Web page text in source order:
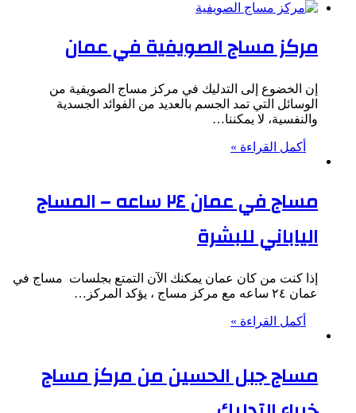
مركز مساج الصويفية في عمان
إن الخضوع إلى التدليك في مركز مساج الصويفية من
الوسائل التي تمد الجسم بالعديد من الفوائد الجسدية
والنفسية، لا يمكننا…
أكمل القراءة »
مساج في عمان ٢٤ ساعه – المساج
الياباني للبشرة
إذا كنت من كان عمان يمكنك الآن التمتع بجلسات مساج في
عمان ٢٤ ساعه مع مركز مساج ، يؤكد المركز…
أكمل القراءة »
مساج جبل الحسين من مركز مساج